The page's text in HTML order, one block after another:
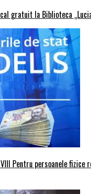
gratuit la Biblioteca
Pentru persoanele fizice